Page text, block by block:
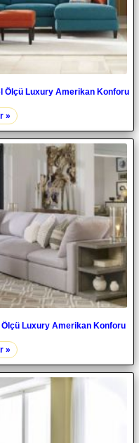
Ölçü Luxury Amerikan Konforu
»
Ölçü Luxury Amerikan Konforu
»